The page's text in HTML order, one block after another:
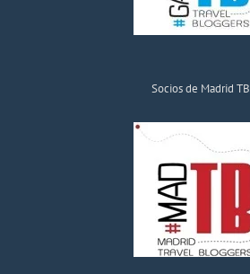
Socios de Madrid TB